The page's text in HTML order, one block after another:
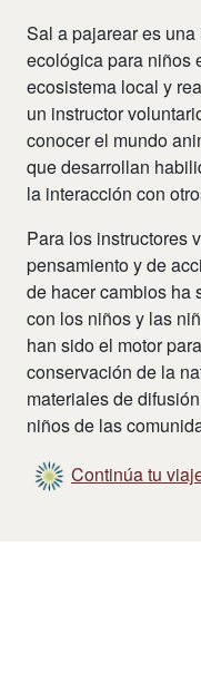
Sal a pajarear es
ecológica para niños
ecosistema local y
un instructor
conocer el mundo
que desarrollan
la interacción con
Para los instructores
pensamiento y de
de hacer cambios ha
con los niños y las
han sido el motor
conservación de la
materiales de
niños de las
Continúa tu